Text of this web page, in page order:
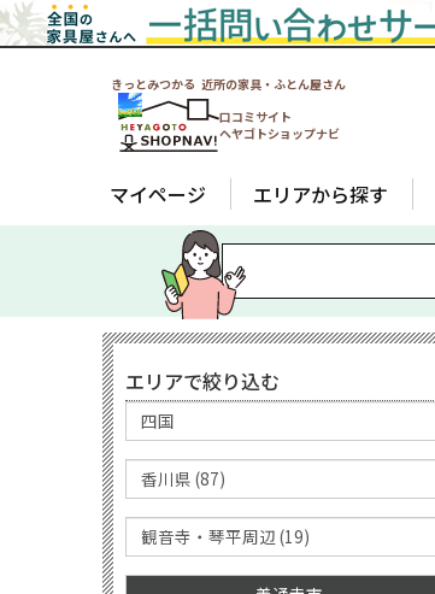
きっとみつかる 近所の家具・ふとん屋さん
口コミサイト
ヘヤゴトショップナビ
マイページ エリアから探す
エリアで絞り込む